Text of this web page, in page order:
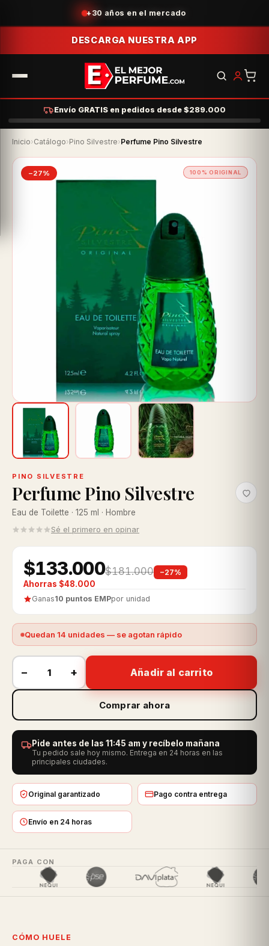
Acumula puntos con tus compras
DESCARGA NUESTRA APP
Envío GRATIS en pedidos desde $289.000
Inicio›Catálogo›Pino Silvestre›Perfume Pino Silvestre
−27% 100% ORIGINAL
PINO SILVESTRE
Perfume Pino Silvestre
Eau de Toilette · 125 ml · Hombre
Sé el primero en opinar
$133.000$181.000 −27%
Ahorras $48.000
Ganas10 puntos EMPpor unidad
Quedan 14 unidades — se agotan rápido
− + Añadir al carrito
Comprar ahora
Pide antes de las 11:45 am y recíbelo mañana
Tu pedido sale hoy mismo. Entrega en 24 horas en las
principales ciudades.
Original garantizado Pago contra entrega
Envío en 24 horas
PAGA CON
CÓMO HUELE